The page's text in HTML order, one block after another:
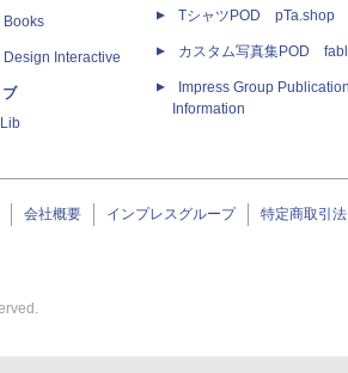
Books
Design Interactive
TシャツPOD pTa.shop
カスタム写真集POD
Impress Group Publication
Information
会社概要 インプレスグループ 特定商取引